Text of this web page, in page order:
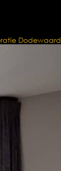
Dodewaard